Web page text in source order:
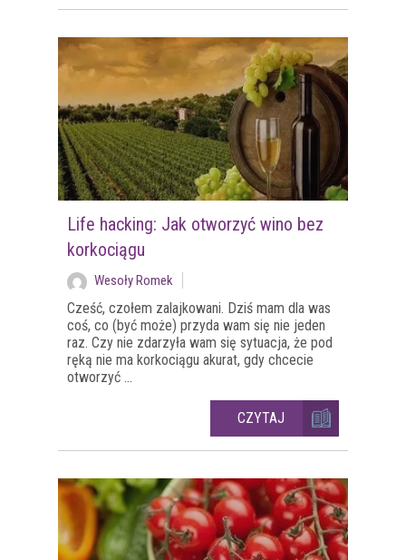
Life hacking: Jak otworzyć wino bez
korkociągu
Wesoły Romek
Cześć, czołem zalajkowani. Dziś mam dla was
coś, co (być może) przyda wam się nie jeden
raz. Czy nie zdarzyła wam się sytuacja, że pod
ręką nie ma korkociągu akurat, gdy chcecie
otworzyć ...
CZYTAJ